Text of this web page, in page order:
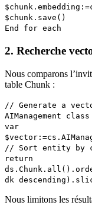
$chunk . embedding :=
$chunk . save ()
End for each
2. Recherche
Nous comparons
table Chunk :
// Generate a
AIManagement class
var
$vector:=cs .
// Sort entity by
return
ds . Chunk . all ().
dk descending ).
Nous limitons les